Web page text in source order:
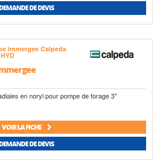
DE DEVIS
en noryl pour pompe de forage 3"
VOIR LA FICHE
DE DEVIS